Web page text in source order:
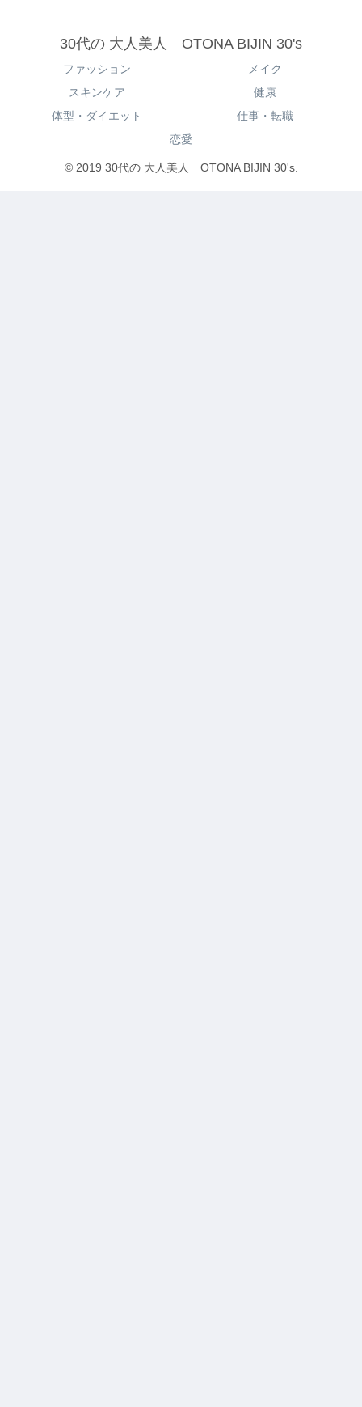
30代の 大人美人 OTONA BIJIN 30's
ファッション
メイク
スキンケア
健康
体型・ダイエット
仕事・転職
恋愛
© 2019 30代の 大人美人 OTONA BIJIN 30's.